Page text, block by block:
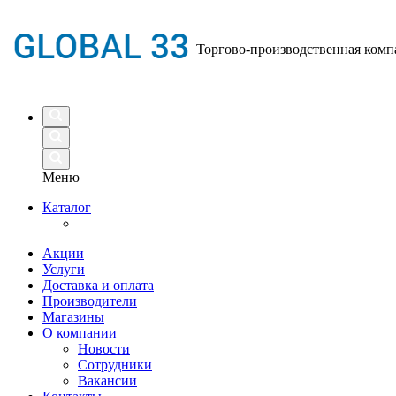
Торгово-производственная
Меню
Каталог
Акции
Услуги
Доставка и оплата
Производители
Магазины
О компании
Новости
Сотрудники
Вакансии